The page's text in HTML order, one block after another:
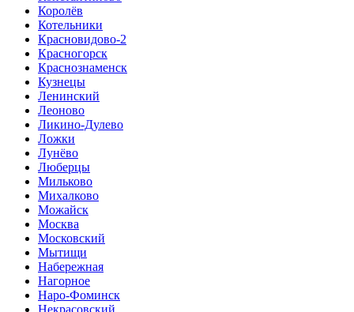
Королёв
Котельники
Красновидово-2
Красногорск
Краснознаменск
Кузнецы
Ленинский
Леоново
Ликино-Дулево
Ложки
Лунёво
Люберцы
Мильково
Михалково
Можайск
Москва
Московский
Мытищи
Набережная
Нагорное
Наро-Фоминск
Некрасовский